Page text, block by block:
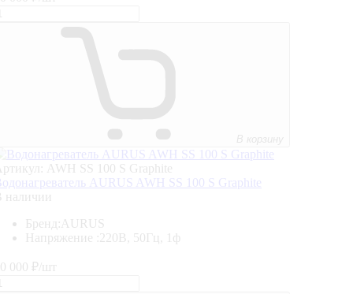
В корзину
AWH SS 100 S Graphite
AURUS AWH SS 100 S Graphite
наличии
Бренд:
AURUS
Напряжение :
220В, 50Гц, 1ф
000 ₽/шт